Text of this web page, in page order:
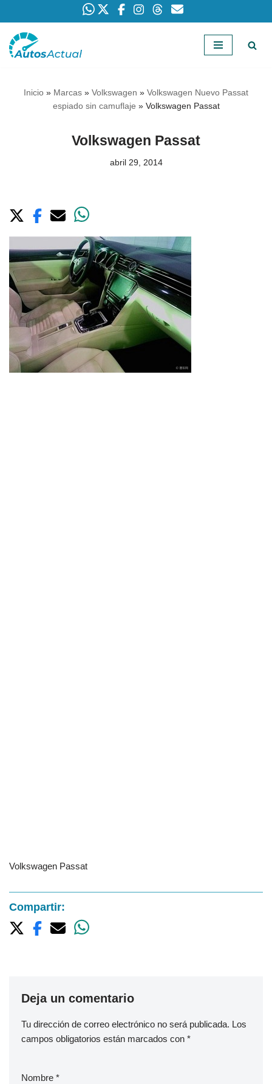
Saltar
Inicio » Marcas » Volkswagen » Volkswagen Nuevo Passat
espiado sin camuflaje » Volkswagen Passat
Volkswagen Passat
abril 29, 2014
Volkswagen Passat
Compartir:
Deja un comentario
Tu dirección de correo electrónico no será publicada. Los
campos obligatorios están marcados con *
Nombre *